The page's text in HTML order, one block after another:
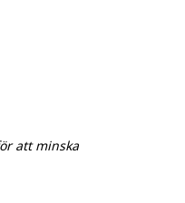
att minska